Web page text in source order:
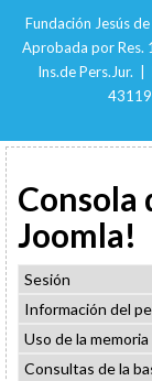
Fundación Jesús
Aprobada por Res.
Ins.de Pers.Jur.
Consola
Joomla!
Sesión
Información del
Uso de la memoria
Consultas de la